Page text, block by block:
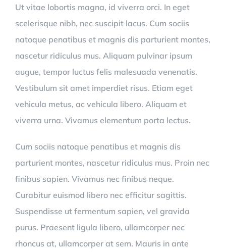
Ut vitae lobortis magna, id viverra orci. In eget
scelerisque nibh, nec suscipit lacus. Cum sociis
natoque penatibus et magnis dis parturient montes,
nascetur ridiculus mus. Aliquam pulvinar ipsum
augue, tempor luctus felis malesuada venenatis.
Vestibulum sit amet imperdiet risus. Etiam eget
vehicula metus, ac vehicula libero. Aliquam et
viverra urna. Vivamus elementum porta lectus.
Cum sociis natoque penatibus et magnis dis
parturient montes, nascetur ridiculus mus. Proin nec
finibus sapien. Vivamus nec finibus neque.
Curabitur euismod libero nec efficitur sagittis.
Suspendisse ut fermentum sapien, vel gravida
purus. Praesent ligula libero, ullamcorper nec
rhoncus at, ullamcorper at sem. Mauris in ante